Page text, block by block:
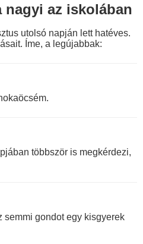
nagyi az iskolában
utolsó napján lett hatéves.
Íme, a legújabbak:
többször is megkérdezi,
semmi gondot egy kisgyerek